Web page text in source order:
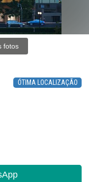
fotos
ÓTIMA LOCALIZAÇÃO